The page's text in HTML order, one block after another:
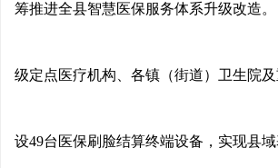
筹推进全县智慧医保服务体系升级改造
级定点医疗机构、各镇（街道）卫生院
设49台医保刷脸结算终端设备，实现县